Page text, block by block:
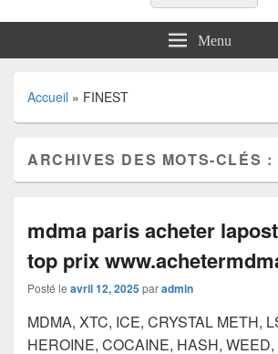
Menu
Accueil » FINEST
ARCHIVES DES MOTS-CLÉS :
mdma paris acheter
top prix
Posté le avril 12, 2025paradmin
MDMA, XTC, ICE, CRYSTAL METH,
HEROINE, COCAINE, HASH,